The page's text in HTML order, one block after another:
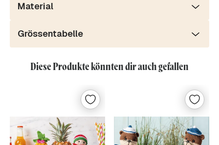
Material
Grössentabelle
Diese Produkte könnten dir auch gefallen